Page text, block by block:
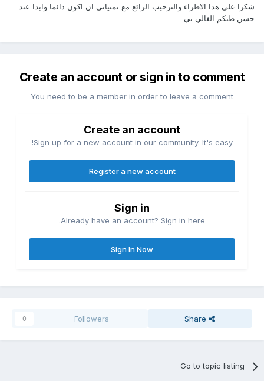
شكرا على هذا الاطراء والترحيب الرائع مع تمنياتي ان اكون دائما وابدا عند
حسن ظنكم الغالي بي
Create an account or sign in to comment
You need to be a member in order to leave a comment
Create an account
Sign up for a new account in our community. It's easy!
Register a new account
Sign in
Already have an account? Sign in here.
Sign In Now
Share
Followers
0
Go to topic listing